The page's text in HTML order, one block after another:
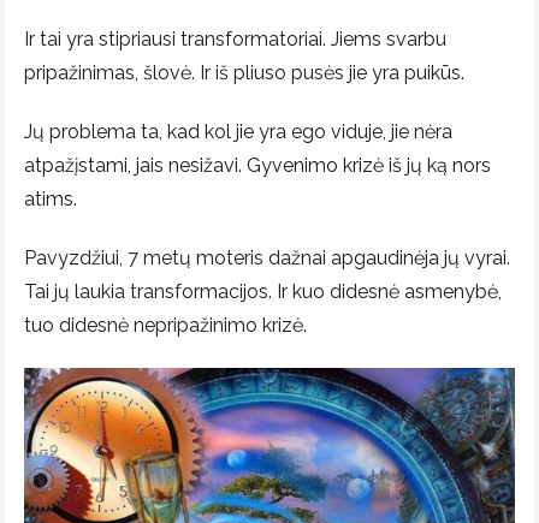
Ir tai yra stipriausi transformatoriai. Jiems svarbu
pripažinimas, šlovė. Ir iš pliuso pusės jie yra puikūs.
Jų problema ta, kad kol jie yra ego viduje, jie nėra
atpažįstami, jais nesižavi. Gyvenimo krizė iš jų ką nors
atims.
Pavyzdžiui, 7 metų moteris dažnai apgaudinėja jų vyrai.
Tai jų laukia transformacijos. Ir kuo didesnė asmenybė,
tuo didesnė nepripažinimo krizė.